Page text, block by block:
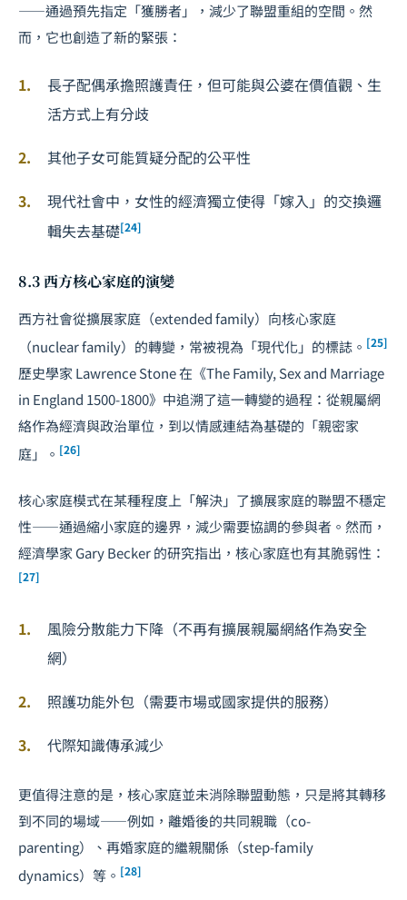
——通過預先指定「獲勝者」，減少了聯盟重組的空間。然
而，它也創造了新的緊張：
長子配偶承擔照護責任，但可能與公婆在價值觀、生
活方式上有分歧
其他子女可能質疑分配的公平性
現代社會中，女性的經濟獨立使得「嫁入」的交換邏
輯失去基礎[24]
8.3 西方核心家庭的演變
西方社會從擴展家庭（extended family）向核心家庭
（nuclear family）的轉變，常被視為「現代化」的標誌。 [25]
歷史學家 Lawrence Stone 在《The Family, Sex and Marriage
in England 1500-1800》中追溯了這一轉變的過程：從親屬網
絡作為經濟與政治單位，到以情感連結為基礎的「親密家
庭」。 [26]
核心家庭模式在某種程度上「解決」了擴展家庭的聯盟不穩定
性——通過縮小家庭的邊界，減少需要協調的參與者。然而，
經濟學家 Gary Becker 的研究指出，核心家庭也有其脆弱性：
[27]
風險分散能力下降（不再有擴展親屬網絡作為安全
網）
照護功能外包（需要市場或國家提供的服務）
代際知識傳承減少
更值得注意的是，核心家庭並未消除聯盟動態，只是將其轉移
到不同的場域——例如，離婚後的共同親職（co-
parenting）、再婚家庭的繼親關係（step-family
dynamics）等。 [28]